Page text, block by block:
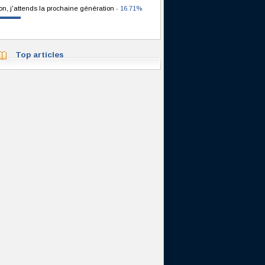
j'attends la prochaine génération - 16.71%
Top articles